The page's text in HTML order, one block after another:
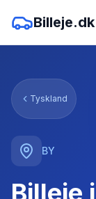
Billeje.dk
Tyskland
BY
Billeje